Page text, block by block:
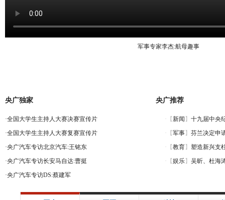
军事专家李杰:航母趣事
央广独家
·全国大学生主持人大赛决赛宣传片
·全国大学生主持人大赛复赛宣传片
·央广汽车专访北京汽车:王铭东
·央广汽车专访长安马自达:曹挺
·央广汽车专访DS:蔡建军
央广推荐